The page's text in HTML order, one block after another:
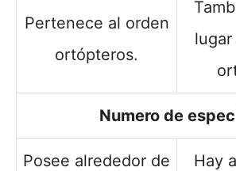
Pertenece al orden
ortópteros.
Numero de
Posee alrededor de
Hay